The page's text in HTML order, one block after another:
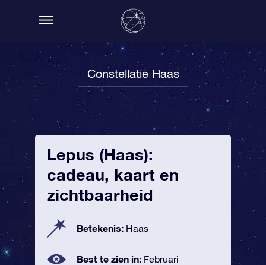
Constellatie Haas
Lepus (Haas):
cadeau, kaart en
zichtbaarheid
Betekenis: Haas
Best te zien in: Februari